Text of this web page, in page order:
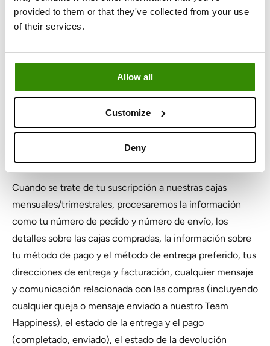
provided to them or that they've collected from your use
of their services.
Allow all
Customize
Deny
productos que te ofrecemos, de modo que sean más
interesantes y relevantes para ti. O podemos
las tendencias. Fundamentos jurídicos: Interés legítimo
(a) GDPR) cuando pensamos que alguna información
definición de “categorías especiales de datos”.
2.5. Tras tu suscripción a Goodiebox o
tus compras en línea
Cuando se trate de tu suscripción a nuestras cajas
mensuales/trimestrales, procesaremos la información
como tu número de pedido y número de envío, los
detalles sobre las cajas compradas, la información sobre
tu método de pago y el método de entrega preferido, tus
direcciones de entrega y facturación, cualquier mensaje
y comunicación relacionada con las compras (incluyendo
cualquier queja o mensaje enviado a nuestro Team
Happiness), el estado de la entrega y el pago
(completado, enviado), el estado de la devolución